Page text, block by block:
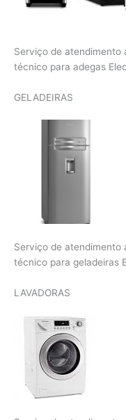
Serviço de atendimento
técnico para adegas
GELADEIRAS
Serviço de atendimento
técnico para geladeiras
LAVADORAS